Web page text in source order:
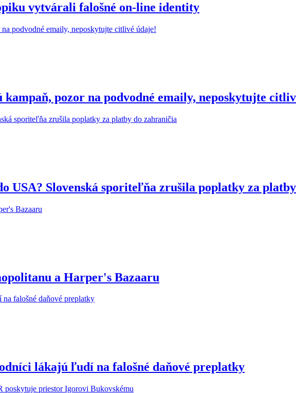
vytvárali falošné on-line identity
kampaň, pozor na podvodné emaily, neposkytujte
USA? Slovenská sporiteľňa zrušila poplatky za
a Harper's Bazaaru
lákajú ľudí na falošné daňové preplatky